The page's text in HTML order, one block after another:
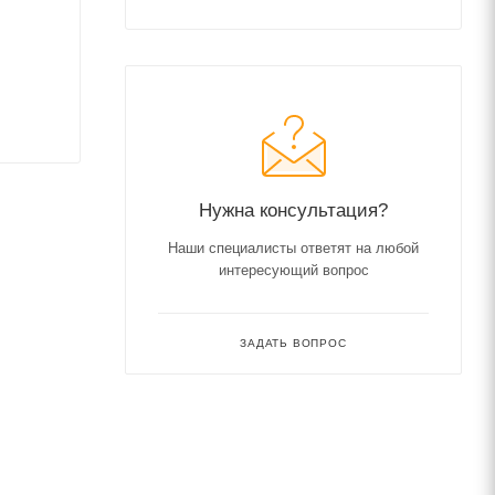
Нужна консультация?
Наши специалисты ответят на любой
интересующий вопрос
ЗАДАТЬ ВОПРОС